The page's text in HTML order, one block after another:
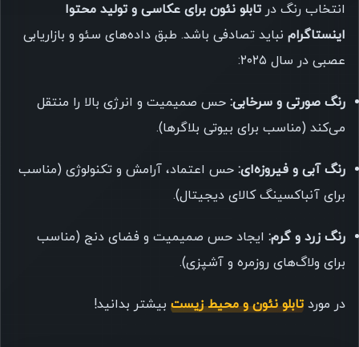
انتخاب رنگ در تابلو نئون برای عکاسی و تولید محتوا
اینستاگرام نباید تصادفی باشد. طبق داده‌های سئو و بازاریابی
عصبی در سال ۲۰۲۵:
رنگ صورتی و سرخابی: حس صمیمیت و انرژی بالا را منتقل
می‌کند (مناسب برای بیوتی بلاگرها).
رنگ آبی و فیروزه‌ای: حس اعتماد، آرامش و تکنولوژی (مناسب
برای آنباکسینگ کالای دیجیتال).
رنگ زرد و گرم: ایجاد حس صمیمیت و فضای دنج (مناسب
برای ولاگ‌های روزمره و آشپزی).
در مورد تابلو نئون و محیط زیست بیشتر بدانید!